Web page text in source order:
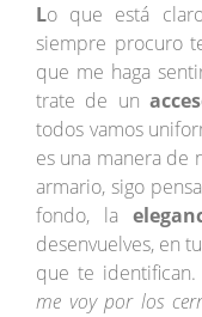
Lo que está
siempre procuro
que me haga
trate de un
todos vamos
es una manera
armario, sigo
fondo, la
desenvuelves, en
que te
me voy por los